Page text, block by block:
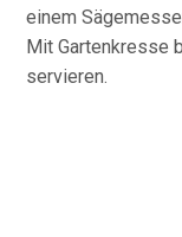
einem
Mit Gartenkresse
servieren.